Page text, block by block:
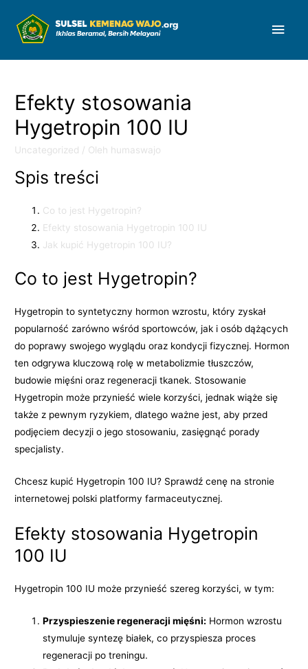
Efekty stosowania
Hygetropin 100 IU
Uncategorized / Oleh humaswajo
Spis treści
Co to jest Hygetropin?
Efekty stosowania Hygetropin 100 IU
Jak kupić Hygetropin 100 IU?
Co to jest Hygetropin?
Hygetropin to syntetyczny hormon wzrostu, który zyskał
popularność zarówno wśród sportowców, jak i osób dążących
do poprawy swojego wyglądu oraz kondycji fizycznej. Hormon
ten odgrywa kluczową rolę w metabolizmie tłuszczów,
budowie mięśni oraz regeneracji tkanek. Stosowanie
Hygetropin może przynieść wiele korzyści, jednak wiąże się
także z pewnym ryzykiem, dlatego ważne jest, aby przed
podjęciem decyzji o jego stosowaniu, zasięgnąć porady
specjalisty.
Chcesz kupić Hygetropin 100 IU? Sprawdź cenę na stronie
internetowej polski platformy farmaceutycznej.
Efekty stosowania Hygetropin
100 IU
Hygetropin 100 IU może przynieść szereg korzyści, w tym:
Przyspieszenie regeneracji mięśni: Hormon wzrostu
stymuluje syntezę białek, co przyspiesza proces
regeneracji po treningu.